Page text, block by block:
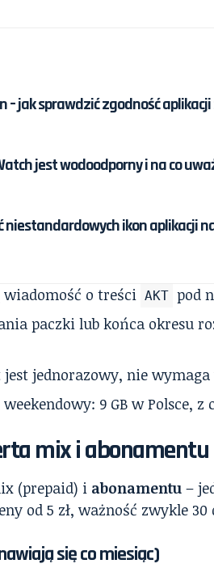
– jak sprawdzić zgodność
jest wodoodporny i na co
niestandardowych ikon aplikacji
wiadomość o treści AKT pod
paczki lub końca okresu
jednorazowy, nie wymaga
9 GB w Polsce, z
mix i abonamentu
(prepaid) i abonamentu –
od 5 zł, ważność zwykle
się co miesiąc)